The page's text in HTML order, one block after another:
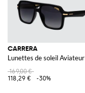
CARRERA
Lunettes de soleil
169,00 €
118,29 €
-30%